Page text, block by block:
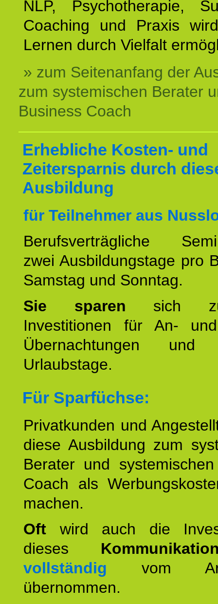
NLP, Psychotherapie,
Coaching und Praxis
Lernen durch Vielfalt
» zum Seitenanfang der
zum systemischen Berater
Business Coach
Erhebliche Kosten- und
Zeitersparnis durch
Ausbildung
für Teilnehmer aus
Berufsverträgliche
zwei Ausbildungstage pro
Samstag und Sonntag.
Sie sparen sich
Investitionen für An-
Übernachtungen und
Urlaubstage.
Für Sparfüchse:
Privatkunden und
diese Ausbildung zum
Berater und
Coach als
machen.
Oft wird auch die
dieses
vollständig vom
übernommen.